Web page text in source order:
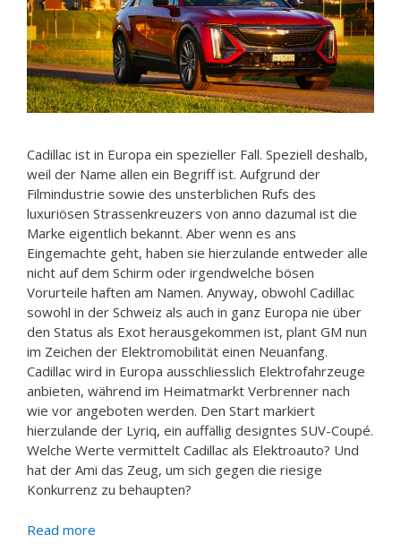
Cadillac ist in Europa ein spezieller Fall. Speziell deshalb,
weil der Name allen ein Begriff ist. Aufgrund der
Filmindustrie sowie des unsterblichen Rufs des
luxuriösen Strassenkreuzers von anno dazumal ist die
Marke eigentlich bekannt. Aber wenn es ans
Eingemachte geht, haben sie hierzulande entweder alle
nicht auf dem Schirm oder irgendwelche bösen
Vorurteile haften am Namen. Anyway, obwohl Cadillac
sowohl in der Schweiz als auch in ganz Europa nie über
den Status als Exot herausgekommen ist, plant GM nun
im Zeichen der Elektromobilität einen Neuanfang.
Cadillac wird in Europa ausschliesslich Elektrofahrzeuge
anbieten, während im Heimatmarkt Verbrenner nach
wie vor angeboten werden. Den Start markiert
hierzulande der Lyriq, ein auffällig designtes SUV-Coupé.
Welche Werte vermittelt Cadillac als Elektroauto? Und
hat der Ami das Zeug, um sich gegen die riesige
Konkurrenz zu behaupten?
Read more